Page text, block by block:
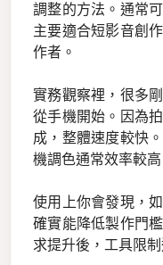
調整的方法。通常
主要適合短影音創
作者。
實務觀察裡，很多
從手機開始。因為
成，整體速度較快
機調色通常效率較高
使用上你會發現，
確實能降低製作門
求提升後，工具限